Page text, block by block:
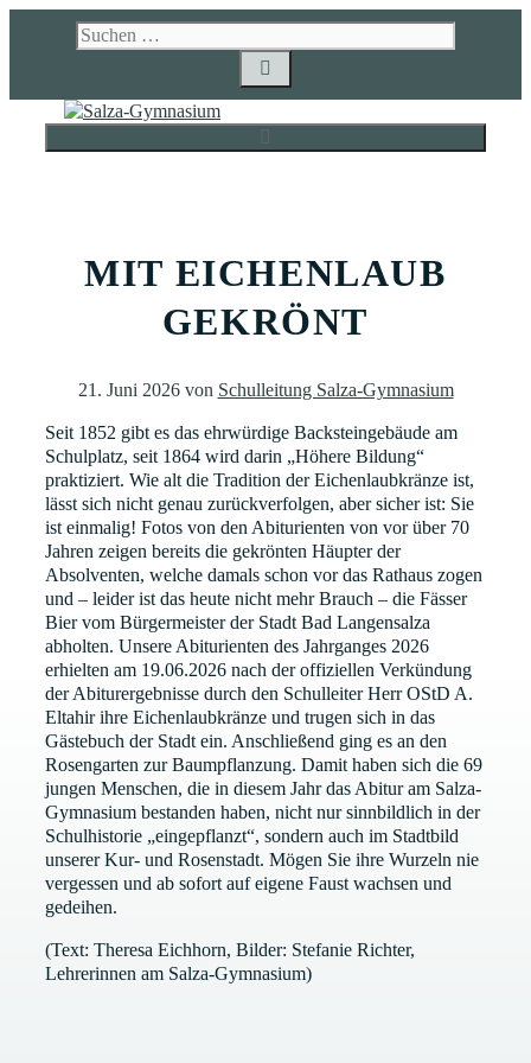
Suchen
nach:
MIT EICHENLAUB
GEKRÖNT
21. Juni 2026 von Schulleitung Salza-Gymnasium
Seit 1852 gibt es das ehrwürdige Backsteingebäude am
Schulplatz, seit 1864 wird darin „Höhere Bildung“
praktiziert. Wie alt die Tradition der Eichenlaubkränze ist,
lässt sich nicht genau zurückverfolgen, aber sicher ist: Sie
ist einmalig! Fotos von den Abiturienten von vor über 70
Jahren zeigen bereits die gekrönten Häupter der
Absolventen, welche damals schon vor das Rathaus zogen
und – leider ist das heute nicht mehr Brauch – die Fässer
Bier vom Bürgermeister der Stadt Bad Langensalza
abholten. Unsere Abiturienten des Jahrganges 2026
erhielten am 19.06.2026 nach der offiziellen Verkündung
der Abiturergebnisse durch den Schulleiter Herr OStD A.
Eltahir ihre Eichenlaubkränze und trugen sich in das
Gästebuch der Stadt ein. Anschließend ging es an den
Rosengarten zur Baumpflanzung. Damit haben sich die 69
jungen Menschen, die in diesem Jahr das Abitur am Salza-
Gymnasium bestanden haben, nicht nur sinnbildlich in der
Schulhistorie „eingepflanzt“, sondern auch im Stadtbild
unserer Kur- und Rosenstadt. Mögen Sie ihre Wurzeln nie
vergessen und ab sofort auf eigene Faust wachsen und
gedeihen.
(Text: Theresa Eichhorn, Bilder: Stefanie Richter,
Lehrerinnen am Salza-Gymnasium)